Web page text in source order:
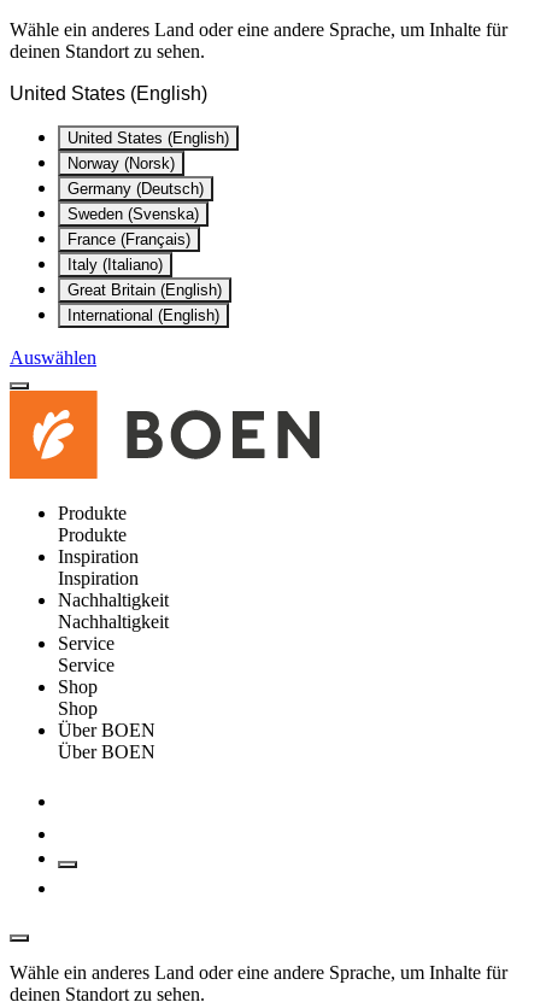
Wähle ein anderes Land oder eine andere Sprache, um Inhalte für
deinen Standort zu sehen.
United States (English)
United States (English)
Norway (Norsk)
Germany (Deutsch)
Sweden (Svenska)
France (Français)
Italy (Italiano)
Great Britain (English)
International (English)
Auswählen
Produkte
Produkte
Inspiration
Inspiration
Nachhaltigkeit
Nachhaltigkeit
Service
Service
Shop
Shop
Über BOEN
Über BOEN
Wähle ein anderes Land oder eine andere Sprache, um Inhalte für
deinen Standort zu sehen.